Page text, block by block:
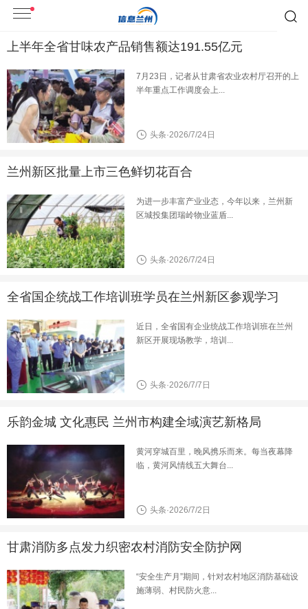
上半年全省甘味农产品销售额达191.55亿元
7月23日，记者从甘肃省农业农村厅召开的上
半年重点工作调度会上...
头条·2026/7/24日
兰州新区批量上市三色鲜切花百合
为进一步丰富产业业态，今年以来，兰州新
区城投集团瑞岭物业蓝盾...
头条·2026/7/24日
全省国企统战工作培训班学员在兰州新区参观学习
近日，全省国有企业统战工作培训班在兰州
新区开展现场教学，培训...
头条·2026/7/7日
乐韵金城 文化惠民 兰州市构建全域演艺新格局
黄河穿城百里，晚风携乐而来。每当夜幕降
临，黄河风情线五大舞台...
头条·2026/7/2日
甘肃消防多点发力织密农村消防安全防护网
“安全生产月”期间，针对农村地区消防基础设
施薄弱、村民防火意...